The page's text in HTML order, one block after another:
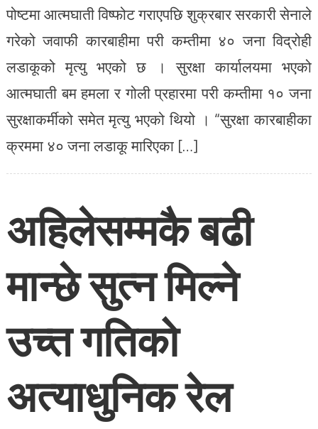
पोष्टमा आत्मघाती विष्फोट गराएपछि शुक्रबार सरकारी सेनाले
गरेको जवाफी कारबाहीमा परी कम्तीमा ४० जना विद्रोही
लडाकूको मृत्यु भएको छ । सुरक्षा कार्यालयमा भएको
आत्मघाती बम हमला र गोली प्रहारमा परी कम्तीमा १० जना
सुरक्षाकर्मीको समेत मृत्यु भएको थियो । “सुरक्षा कारबाहीका
क्रममा ४० जना लडाकू मारिएका […]
अहिलेसम्मकै बढी
मान्छे सुत्न मिल्ने
उच्त गतिको
अत्याधुनिक रेल